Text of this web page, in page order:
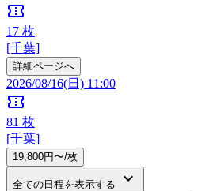
confirmation_number
17 枚
[千葉]
詳細ページへ
2026/08/16(日) 11:00
confirmation_number
81 枚
[千葉]
19,800円〜/枚
全ての日程を表示する keyboard_arrow_down